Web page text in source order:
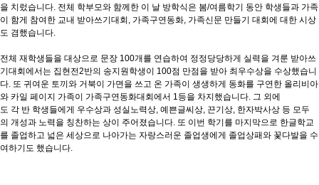
을 치렀습니다. 전체 학부모와 함께한 이 날 방학식은 봄/여름학기 동안 학생들과 가족
이 함게 참여한 교내 받아쓰기대회, 가족구연동화, 가족신문 만들기 대회에 대한 시상
도 겸했습니다.
전체 재학생들을 대상으로 문장 100개를 연습하여 정정당당하게 실력을 겨룬 받아쓰
기대회에서는 집현전2반의 송지원학생이 100점 만점을 받아 최우수상을 수상했습니
다. 또 귀여운 토끼와 거북이 가면을 쓰고 온 가족이 생생하게 동화를 구연한 올리비아
와 카일 페이지 가족이 가족구연동화대회에서 1등을 차지했습니다. 그 외에
도 각 반 학생들에게 우수상과 성실노력상, 예쁜글씨상, 끈기상, 한자박사상 등 모두
의 개성과 노력을 칭찬하는 상이 주어졌습니다. 또 이번 학기를 마지막으로 한글학교
를 졸업하고 넓은 세상으로 나아가는 자랑스러운 졸업생에게 졸업상패와 꽃다발을 수
여하기도 했습니다.